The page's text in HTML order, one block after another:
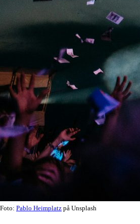
Foto: Pablo Heimplatz på Unsplash